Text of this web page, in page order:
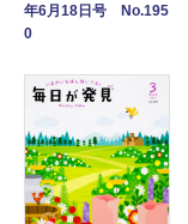
年6月18日号 No.195
0